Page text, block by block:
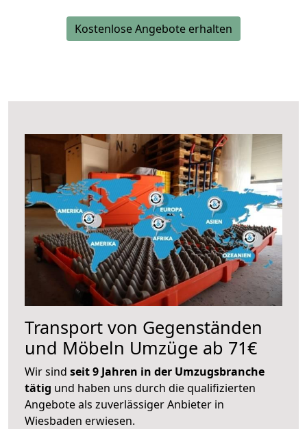
Kostenlose Angebote erhalten
Transport von Gegenständen
und Möbeln Umzüge ab 71€
Wir sind seit 9 Jahren in der Umzugsbranche
tätig und haben uns durch die qualifizierten
Angebote als zuverlässiger Anbieter in
Wiesbaden erwiesen.